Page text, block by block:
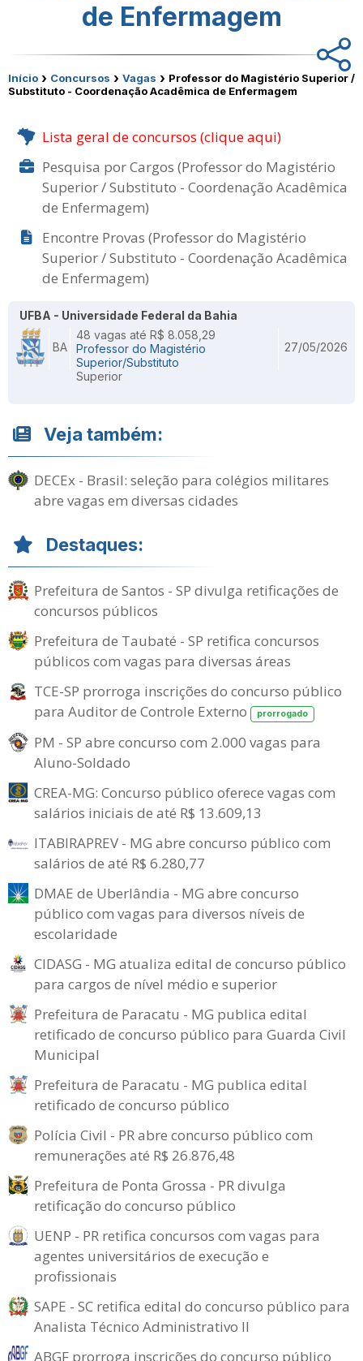
de Enfermagem
Início › Concursos › Vagas › Professor do Magistério Superior /
Substituto - Coordenação Acadêmica de Enfermagem
Lista geral de concursos (clique aqui)
Pesquisa por Cargos (Professor do Magistério
Superior / Substituto - Coordenação Acadêmica
de Enfermagem)
Encontre Provas (Professor do Magistério
Superior / Substituto - Coordenação Acadêmica
de Enfermagem)
UFBA - Universidade Federal da Bahia
BA
48 vagas até R$ 8.058,29
Professor do Magistério
Superior/Substituto
Superior
27/05/2026
Veja também:
DECEx - Brasil: seleção para colégios militares
abre vagas em diversas cidades
Destaques:
Prefeitura de Santos - SP divulga retificações de
concursos públicos
Prefeitura de Taubaté - SP retifica concursos
públicos com vagas para diversas áreas
TCE-SP prorroga inscrições do concurso público
para Auditor de Controle Externo
prorrogado
PM - SP abre concurso com 2.000 vagas para
Aluno-Soldado
CREA-MG: Concurso público oferece vagas com
salários iniciais de até R$ 13.609,13
ITABIRAPREV - MG abre concurso público com
salários de até R$ 6.280,77
DMAE de Uberlândia - MG abre concurso
público com vagas para diversos níveis de
escolaridade
CIDASG - MG atualiza edital de concurso público
para cargos de nível médio e superior
Prefeitura de Paracatu - MG publica edital
retificado de concurso público para Guarda Civil
Municipal
Prefeitura de Paracatu - MG publica edital
retificado de concurso público
Polícia Civil - PR abre concurso público com
remunerações até R$ 26.876,48
Prefeitura de Ponta Grossa - PR divulga
retificação do concurso público
UENP - PR retifica concursos com vagas para
agentes universitários de execução e
profissionais
SAPE - SC retifica edital do concurso público para
Analista Técnico Administrativo II
ABGF prorroga inscrições do concurso público